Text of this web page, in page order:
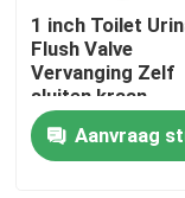
Fabrieksreis
Contacteer ons
1 inch Toilet
Flush Valve
Vervanging Zelf
sluiten kraan
Aanvraag